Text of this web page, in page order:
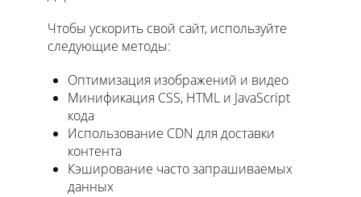
Чтобы ускорить свой сайт, используйте
следующие методы:
Оптимизация изображений и видео
Минификация CSS, HTML и JavaScript
кода
Использование CDN для доставки
контента
Кэширование часто запрашиваемых
данных